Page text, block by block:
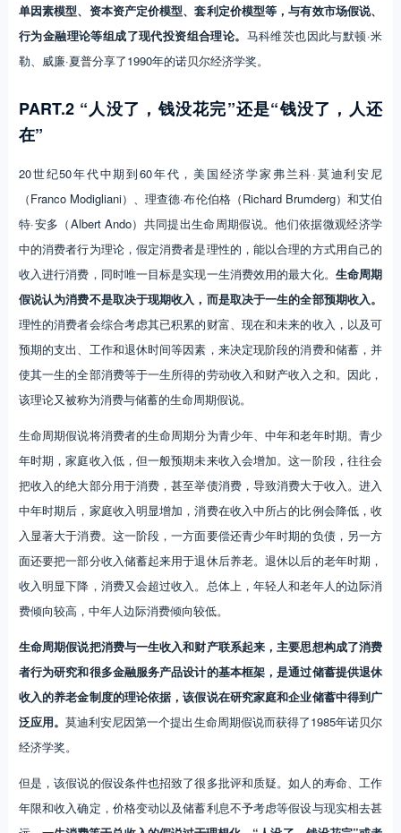
单因素模型、资本资产定价模型、套利定价模型等，与有效市场假说、
行为金融理论等组成了现代投资组合理论。 马科维茨也因此与默顿·米
勒、威廉·夏普分享了1990年的诺贝尔经济学奖。
PART.2 “人没了，钱没花完”还是“钱没了，人还
在”
20世纪50年代中期到60年代，美国经济学家弗兰科·莫迪利安尼
（Franco Modigliani）、理查德·布伦伯格（Richard Brumderg）和艾伯
特·安多（Albert Ando）共同提出生命周期假说。他们依据微观经济学
中的消费者行为理论，假定消费者是理性的，能以合理的方式用自己的
收入进行消费，同时唯一目标是实现一生消费效用的最大化。 生命周期
假说认为消费不是取决于现期收入，而是取决于一生的全部预期收入。
理性的消费者会综合考虑其已积累的财富、现在和未来的收入，以及可
预期的支出、工作和退休时间等因素，来决定现阶段的消费和储蓄，并
使其一生的全部消费等于一生所得的劳动收入和财产收入之和。因此，
该理论又被称为消费与储蓄的生命周期假说。
生命周期假说将消费者的生命周期分为青少年、中年和老年时期。青少
年时期，家庭收入低，但一般预期未来收入会增加。这一阶段，往往会
把收入的绝大部分用于消费，甚至举债消费，导致消费大于收入。进入
中年时期后，家庭收入明显增加，消费在收入中所占的比例会降低，收
入显著大于消费。这一阶段，一方面要偿还青少年时期的负债，另一方
面还要把一部分收入储蓄起来用于退休后养老。退休以后的老年时期，
收入明显下降，消费又会超过收入。总体上，年轻人和老年人的边际消
费倾向较高，中年人边际消费倾向较低。
生命周期假说把消费与一生收入和财产联系起来，主要思想构成了消费
者行为研究和很多金融服务产品设计的基本框架，是通过储蓄提供退休
收入的养老金制度的理论依据，该假说在研究家庭和企业储蓄中得到广
泛应用。莫迪利安尼因第一个提出生命周期假说而获得了1985年诺贝尔
经济学奖。
但是，该假说的假设条件也招致了很多批评和质疑。如人的寿命、工作
年限和收入确定，价格变动以及储蓄利息不予考虑等假设与现实相去甚